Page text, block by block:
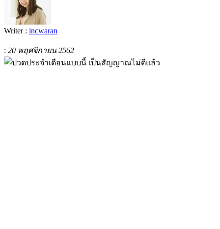
Writer : incwaran
: 20 พฤศจิกายน 2562